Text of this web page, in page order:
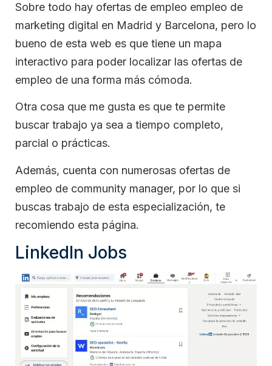
Sobre todo hay ofertas de empleo empleo de
marketing digital en Madrid y Barcelona, pero lo
bueno de esta web es que tiene un mapa
interactivo para poder localizar las ofertas de
empleo de una forma más cómoda.
Otra cosa que me gusta es que te permite
buscar trabajo ya sea a tiempo completo,
parcial o prácticas.
Además, cuenta con numerosas ofertas de
empleo de community manager, por lo que si
buscas trabajo de esta especialización, te
recomiendo esta página.
LinkedIn Jobs